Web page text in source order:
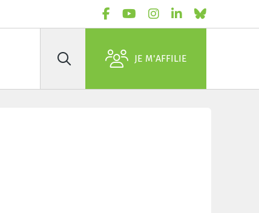
Rechercher JE M'AFFILIE